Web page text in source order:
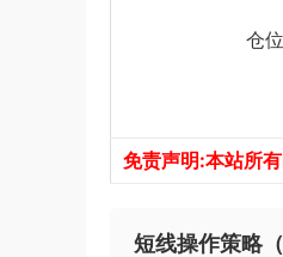
仓
免责声明:本站所
短线操作策略